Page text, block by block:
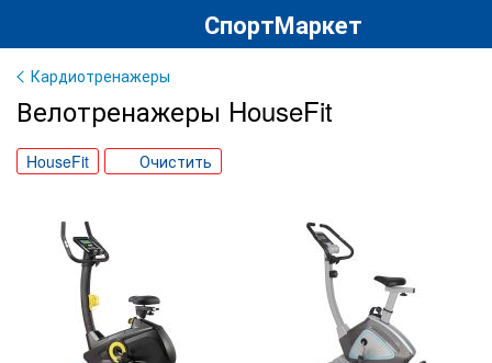
СпортМаркет
Кардиотренажеры
Велотренажеры HouseFit
HouseFit Очистить